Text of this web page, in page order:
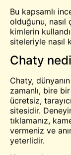
Bu kapsamlı
olduğunu, nasıl
kimlerin
siteleriyle nasıl
Chaty
Chaty,
zamanlı, bire
ücretsiz,
sitesidir.
tıklamanız,
vermeniz ve
yeterlidir.